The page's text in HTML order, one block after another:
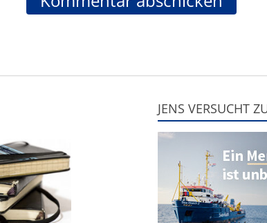
JENS VERSUCHT